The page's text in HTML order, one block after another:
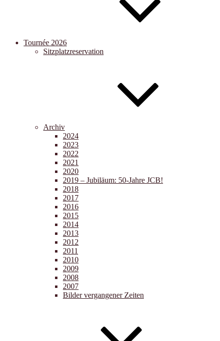
Tournée 2026
Sitzplatzreservation
Archiv
2024
2023
2022
2021
2020
2019 – Jubiläum: 50-Jahre JCB!
2018
2017
2016
2015
2014
2013
2012
2011
2010
2009
2008
2007
Bilder vergangener Zeiten